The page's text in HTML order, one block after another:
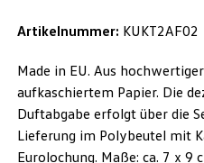
Artikelnummer: KUKT2AF02
Made in EU. Aus
aufkaschiertem Papier. Die
Duftabgabe erfolgt über die
Lieferung im Polybeutel mit
Eurolochung. Maße: ca. 7 x 9